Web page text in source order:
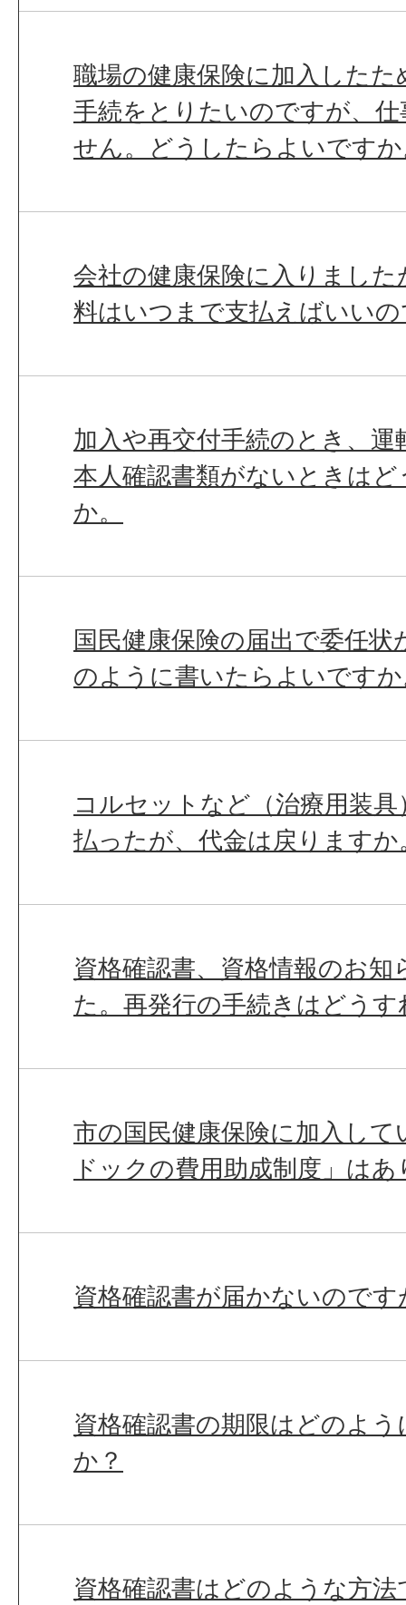
職場の健康保険に加入した
手続をとりたいのですが、
せん。どうしたらよいです
会社の健康保険に入りました
料はいつまで支払えばいい
加入や再交付手続のとき、
本人確認書類がないときは
か。
国民健康保険の届出で委任
のように書いたらよいです
コルセットなど（治療用装
払ったが、代金は戻りますか
資格確認書、資格情報のお
た。再発行の手続きはどう
市の国民健康保険に加入し
ドックの費用助成制度」は
資格確認書が届かないのです
資格確認書の期限はどのよ
か？
資格確認書はどのような方